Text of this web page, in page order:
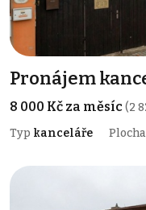
Pronájem
8 000 Kč za měsíc(2
Typ kanceláře Plocha